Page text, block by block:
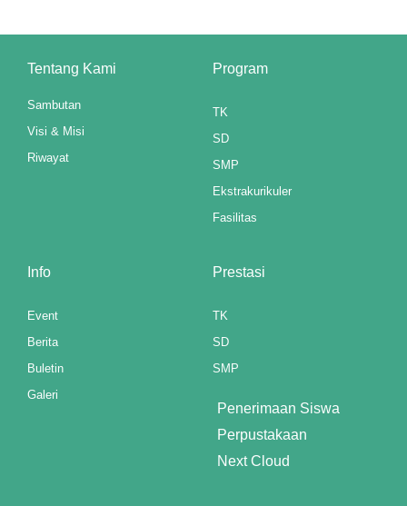
Tentang Kami
Sambutan
Visi & Misi
Riwayat
Program
TK
SD
SMP
Ekstrakurikuler
Fasilitas
Info
Event
Berita
Buletin
Galeri
Prestasi
TK
SD
SMP
Penerimaan Siswa
Perpustakaan
Next Cloud